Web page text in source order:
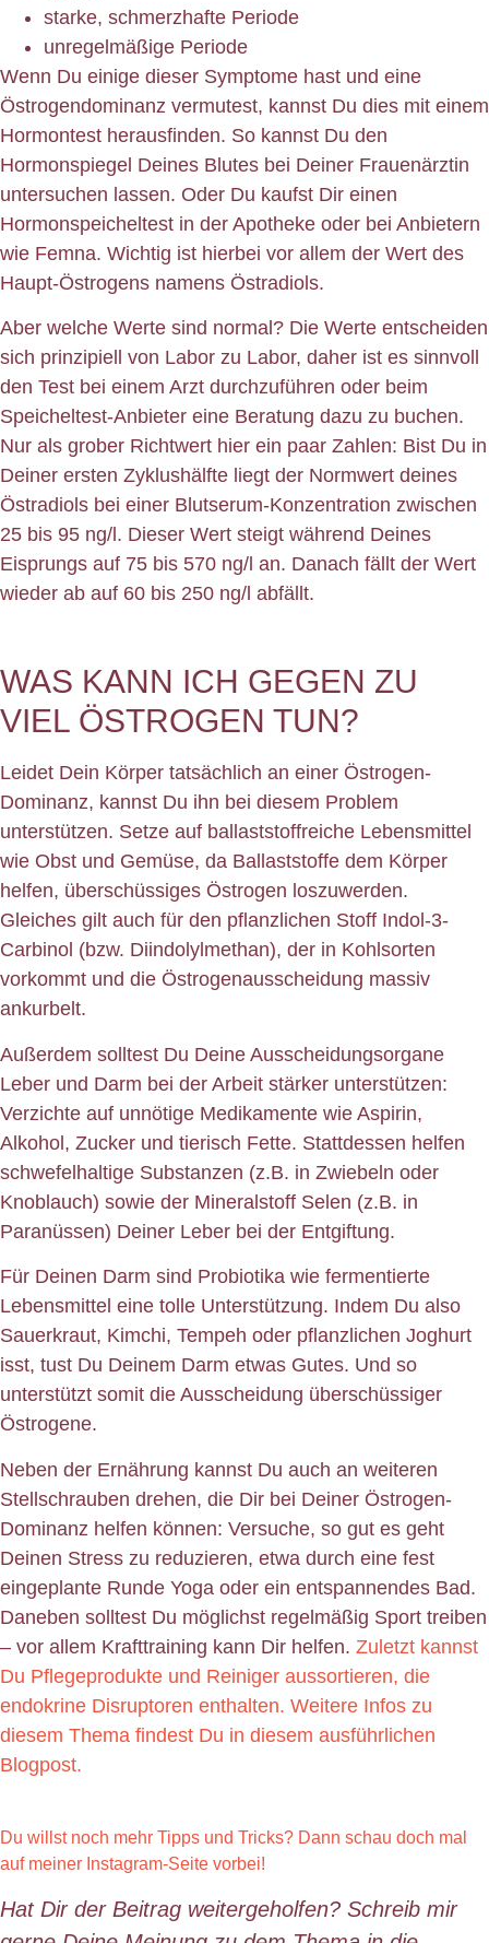
starke, schmerzhafte Periode
unregelmäßige Periode
Wenn Du einige dieser Symptome hast und eine
Östrogendominanz vermutest, kannst Du dies mit einem
Hormontest herausfinden. So kannst Du den
Hormonspiegel Deines Blutes bei Deiner Frauenärztin
untersuchen lassen. Oder Du kaufst Dir einen
Hormonspeicheltest in der Apotheke oder bei Anbietern
wie Femna. Wichtig ist hierbei vor allem der Wert des
Haupt-Östrogens namens Östradiols.
Aber welche Werte sind normal? Die Werte entscheiden
sich prinzipiell von Labor zu Labor, daher ist es sinnvoll
den Test bei einem Arzt durchzuführen oder beim
Speicheltest-Anbieter eine Beratung dazu zu buchen.
Nur als grober Richtwert hier ein paar Zahlen: Bist Du in
Deiner ersten Zyklushälfte liegt der Normwert deines
Östradiols bei einer Blutserum-Konzentration zwischen
25 bis 95 ng/l. Dieser Wert steigt während Deines
Eisprungs auf 75 bis 570 ng/l an. Danach fällt der Wert
wieder ab auf 60 bis 250 ng/l abfällt.
WAS KANN ICH GEGEN ZU
VIEL ÖSTROGEN TUN?
Leidet Dein Körper tatsächlich an einer Östrogen-
Dominanz, kannst Du ihn bei diesem Problem
unterstützen. Setze auf ballaststoffreiche Lebensmittel
wie Obst und Gemüse, da Ballaststoffe dem Körper
helfen, überschüssiges Östrogen loszuwerden.
Gleiches gilt auch für den pflanzlichen Stoff Indol-3-
Carbinol (bzw. Diindolylmethan), der in Kohlsorten
vorkommt und die Östrogenausscheidung massiv
ankurbelt.
Außerdem solltest Du Deine Ausscheidungsorgane
Leber und Darm bei der Arbeit stärker unterstützen:
Verzichte auf unnötige Medikamente wie Aspirin,
Alkohol, Zucker und tierisch Fette. Stattdessen helfen
schwefelhaltige Substanzen (z.B. in Zwiebeln oder
Knoblauch) sowie der Mineralstoff Selen (z.B. in
Paranüssen) Deiner Leber bei der Entgiftung.
Für Deinen Darm sind Probiotika wie fermentierte
Lebensmittel eine tolle Unterstützung. Indem Du also
Sauerkraut, Kimchi, Tempeh oder pflanzlichen Joghurt
isst, tust Du Deinem Darm etwas Gutes. Und so
unterstützt somit die Ausscheidung überschüssiger
Östrogene.
Neben der Ernährung kannst Du auch an weiteren
Stellschrauben drehen, die Dir bei Deiner Östrogen-
Dominanz helfen können: Versuche, so gut es geht
Deinen Stress zu reduzieren, etwa durch eine fest
eingeplante Runde Yoga oder ein entspannendes Bad.
Daneben solltest Du möglichst regelmäßig Sport treiben
– vor allem Krafttraining kann Dir helfen. Zuletzt kannst
Du Pflegeprodukte und Reiniger aussortieren, die
endokrine Disruptoren enthalten. Weitere Infos zu
diesem Thema findest Du in diesem ausführlichen
Blogpost.
Du willst noch mehr Tipps und Tricks? Dann schau doch mal
auf meiner Instagram-Seite vorbei!
Hat Dir der Beitrag weitergeholfen? Schreib mir